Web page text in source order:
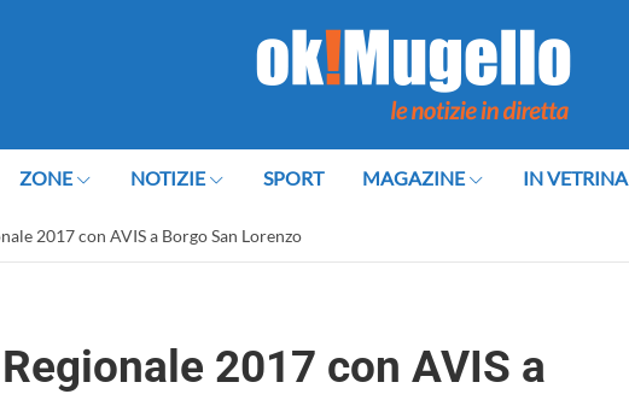
ZONE NOTIZIE SPORT MAGAZINE IN VETRINA
2017 con AVIS a Borgo San Lorenzo
2017 con AVIS a